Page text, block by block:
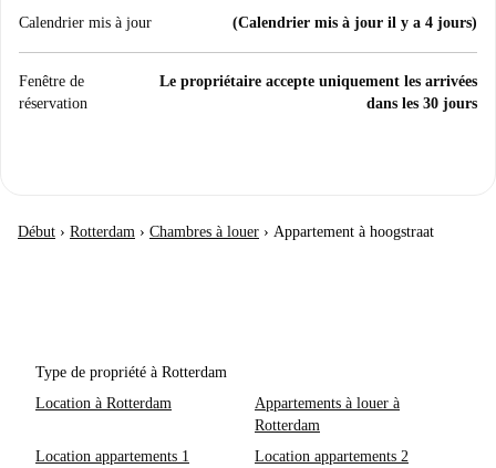
Calendrier mis à jour (Calendrier mis à jour il y a 4 jours)
Fenêtre de
réservation
Le propriétaire accepte uniquement les arrivées
dans les 30 jours
Début › Rotterdam › Chambres à louer › Appartement à hoogstraat
Type de propriété à Rotterdam
Location à Rotterdam
Appartements à louer à
Rotterdam
Location appartements 1
Location appartements 2